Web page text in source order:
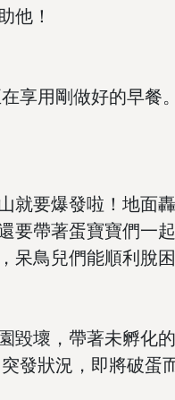
他！
享用剛做好的早餐
就要爆發啦！地面
要帶著蛋寶寶們一
呆鳥兒們能順利脫
毀壞，帶著未孵化
狀況，即將破蛋